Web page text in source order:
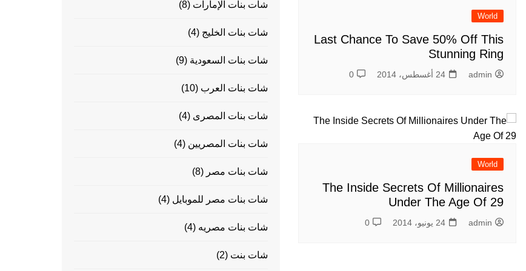
World
Last Chance To Save 50% Off This
Stunning Ring
admin 24 أغسطس، 2014 0
World
The Inside Secrets Of Millionaires
Under The Age Of 29
admin 24 يونيو، 2014 0
شات بنات الإمارات (8)
شات بنات الخليج (4)
شات بنات السعودية (9)
شات بنات العرب (10)
شات بنات المصرى (4)
شات بنات المصريين (4)
شات بنات مصر (8)
شات بنات مصر للموبايل (4)
شات بنات مصريه (4)
شات بنت (2)